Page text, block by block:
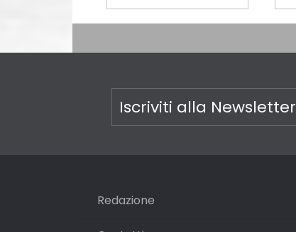
Iscriviti alla Newsletter
Redazione